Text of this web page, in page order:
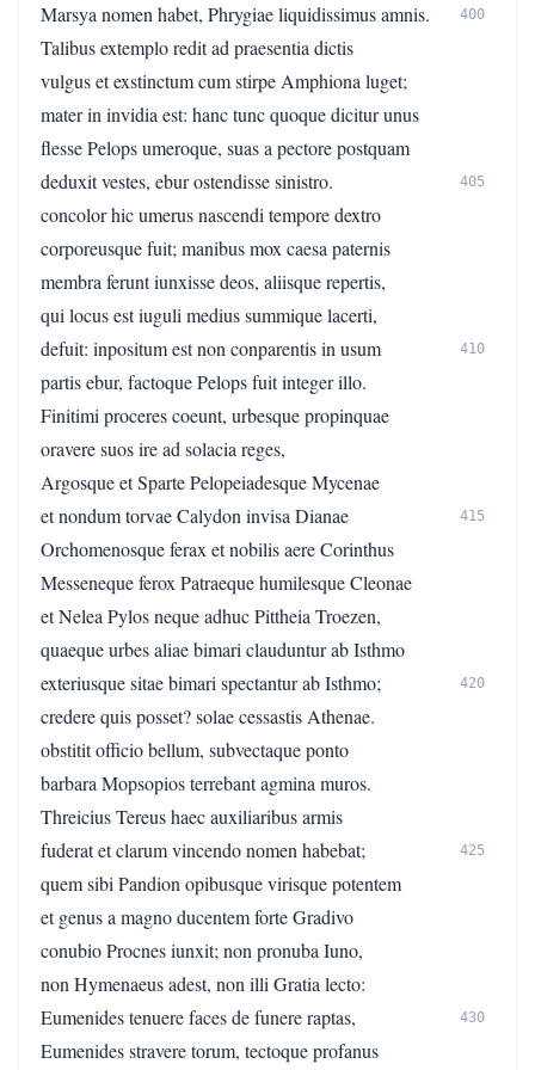
Marsya nomen habet, Phrygiae liquidissimus amnis.
400
Talibus extemplo redit ad praesentia dictis
vulgus et exstinctum cum stirpe Amphiona luget;
mater in invidia est: hanc tunc quoque dicitur unus
flesse Pelops umeroque, suas a pectore postquam
deduxit vestes, ebur ostendisse sinistro.
405
concolor hic umerus nascendi tempore dextro
corporeusque fuit; manibus mox caesa paternis
membra ferunt iunxisse deos, aliisque repertis,
qui locus est iuguli medius summique lacerti,
defuit: inpositum est non conparentis in usum
410
partis ebur, factoque Pelops fuit integer illo.
Finitimi proceres coeunt, urbesque propinquae
oravere suos ire ad solacia reges,
Argosque et Sparte Pelopeiadesque Mycenae
et nondum torvae Calydon invisa Dianae
415
Orchomenosque ferax et nobilis aere Corinthus
Messeneque ferox Patraeque humilesque Cleonae
et Nelea Pylos neque adhuc Pittheia Troezen,
quaeque urbes aliae bimari clauduntur ab Isthmo
exteriusque sitae bimari spectantur ab Isthmo;
420
credere quis posset? solae cessastis Athenae.
obstitit officio bellum, subvectaque ponto
barbara Mopsopios terrebant agmina muros.
Threicius Tereus haec auxiliaribus armis
fuderat et clarum vincendo nomen habebat;
425
quem sibi Pandion opibusque virisque potentem
et genus a magno ducentem forte Gradivo
conubio Procnes iunxit; non pronuba Iuno,
non Hymenaeus adest, non illi Gratia lecto:
Eumenides tenuere faces de funere raptas,
430
Eumenides stravere torum, tectoque profanus